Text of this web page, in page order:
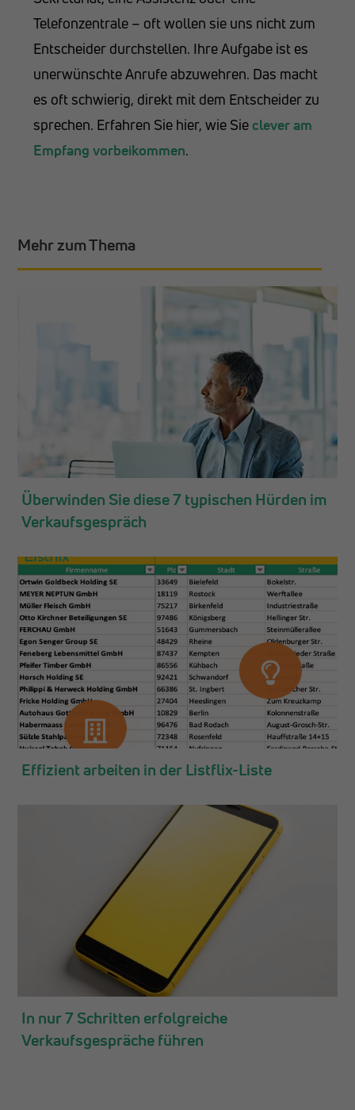
Telefonzentrale – oft wollen sie uns nicht zum
Entscheider durchstellen. Ihre Aufgabe ist es
unerwünschte Anrufe abzuwehren. Das macht
es oft schwierig, direkt mit dem Entscheider zu
sprechen. Erfahren Sie hier, wie Sie clever am
Empfang vorbeikommen.
Mehr zum Thema
Überwinden Sie diese 7 typischen Hürden im
Verkaufsgespräch
APR.
Effizient arbeiten in der Listflix-Liste
FEB.
In nur 7 Schritten erfolgreiche
Verkaufsgespräche führen